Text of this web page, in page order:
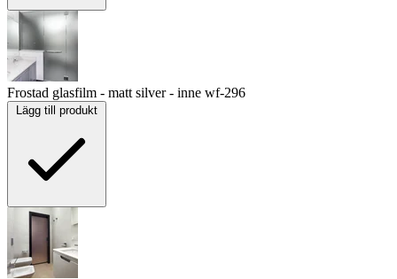
Frostad glasfilm - matt silver - inne wf-296
Lägg till produkt